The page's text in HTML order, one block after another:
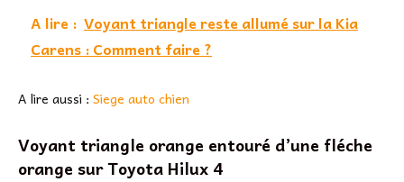
A lire : Voyant triangle reste allumé sur la Kia
Carens : Comment faire ?
A lire aussi : Siege auto chien
Voyant triangle orange entouré d’une fléche
orange sur Toyota Hilux 4